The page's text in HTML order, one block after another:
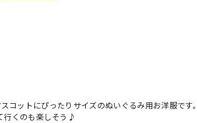
ットにぴったりサイズのぬいぐるみ用お洋服です。
行くのも楽しそう♪